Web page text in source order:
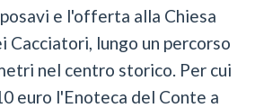
e l'offerta alla Chiesa
Cacciatori, lungo un percorso
nel centro storico. Per cui
euro l'Enoteca del Conte a